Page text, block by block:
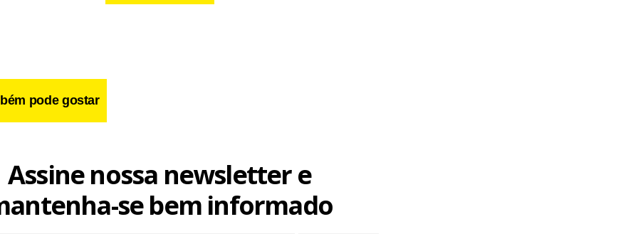
pode gostar
Assine nossa newsletter e
se bem informado